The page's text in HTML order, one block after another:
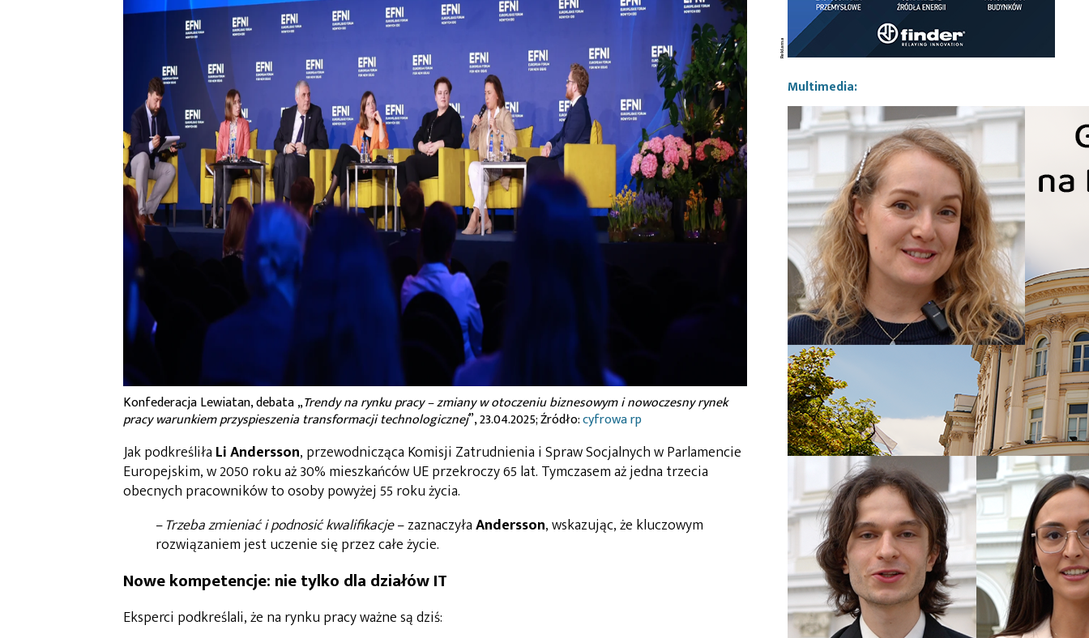
Konfederacja Lewiatan, debata „Trendy na rynku pracy – zmiany w otoczeniu biznesowym i nowoczesny rynek
pracy warunkiem przyspieszenia transformacji technologicznej”, 23.04.2025; Źródło:cyfrowa rp
Jak podkreśliła Li Andersson, przewodnicząca Komisji Zatrudnienia i Spraw Socjalnych w Parlamencie
Europejskim, w 2050 roku aż 30% mieszkańców UE przekroczy 65 lat. Tymczasem aż jedna trzecia
obecnych pracowników to osoby powyżej 55 roku życia.
–Trzeba zmieniać i podnosić kwalifikacje– zaznaczyłaAndersson, wskazując, że kluczowym
rozwiązaniem jest uczenie się przez całe życie.
Nowe kompetencje: nie tylko dla działów IT
Eksperci podkreślali, że na rynku pracy ważne są dziś:
Multimedia: